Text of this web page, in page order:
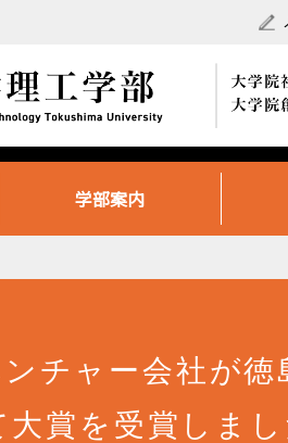
学部案内
チャー会社が
賞を受賞しまし